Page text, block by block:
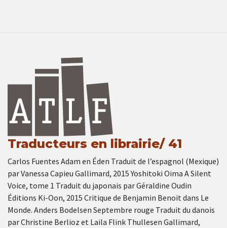
Traducteurs en librairie/ 41
Carlos Fuentes Adam en Éden Traduit de l’espagnol (Mexique)
par Vanessa Capieu Gallimard, 2015 Yoshitoki Oima A Silent
Voice, tome 1 Traduit du japonais par Géraldine Oudin
Éditions Ki-Oon, 2015 Critique de Benjamin Benoit dans Le
Monde. Anders Bodelsen Septembre rouge Traduit du danois
par Christine Berlioz et Laila Flink Thullesen Gallimard,